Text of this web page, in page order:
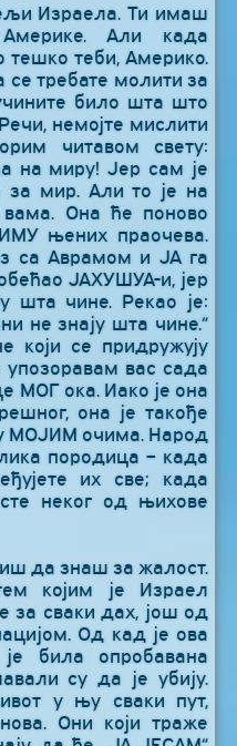
Израела. Ти имаш
Али када
тешко теби, Америко.
се требате молити за
било шта што
немојте мислити
читавом свету:
на миру! Јер сам је
за мир. Али то је на
Она ће поново
њених праочева.
са Аврамом и ЈА га
ЈАХУШУА-и, јер
шта чине. Рекао је:
не знају шта чине.“
који се придружују
вас сада
МОГ ока. Иако је она
она је такође
МОЈИМ очима. Народ
породица – када
их све; када
неког од њихове
да знаш за жалост.
којим је Израел
за сваки дах, још од
Од кад је ова
била опробавана
су да је убију.
у њу сваки пут,
Они који траже